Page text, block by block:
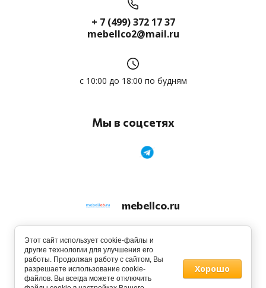
mebellco.ru
© 2013 - 2026
+ 7 (499) 372 17 37
mebellco2@mail.ru
с 10:00 до 18:00 по будням
Мы в соцсетях
Этот сайт использует cookie-файлы и
другие технологии для улучшения его
работы. Продолжая работу с сайтом, Вы
разрешаете использование cookie-
файлов. Вы всегда можете отключить
Хорошо